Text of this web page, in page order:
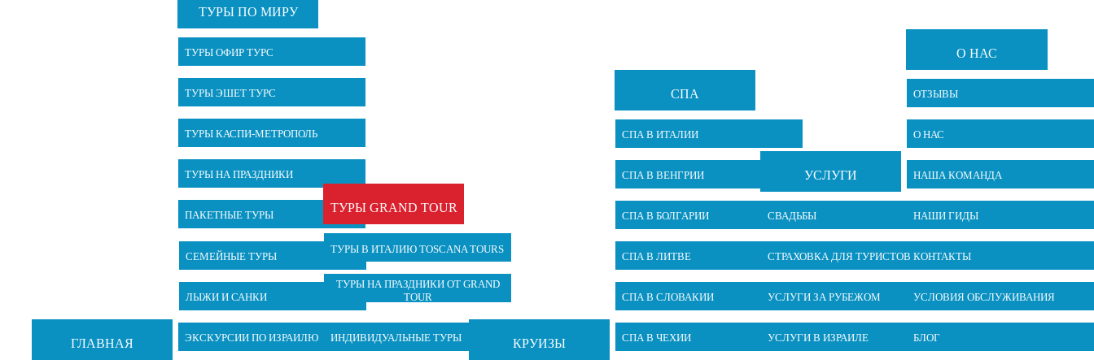
ГЛАВНАЯ
ТУРЫ ПО МИРУ
ТУРЫ ОФИР ТУРС
ТУРЫ ЭШЕТ ТУРС
ТУРЫ КАСПИ-МЕТРОПОЛЬ
ТУРЫ НА ПРАЗДНИКИ
ПАКЕТНЫЕ ТУРЫ
СЕМЕЙНЫЕ ТУРЫ
ЛЫЖИ И САНКИ
ЭКСКУРСИИ ПО ИЗРАИЛЮ
ТУРЫ GRAND TOUR
ТУРЫ В ИТАЛИЮ TOSCANA TOURS
ТУРЫ НА ПРАЗДНИКИ ОТ GRAND
TOUR
ИНДИВИДУАЛЬНЫЕ ТУРЫ КРУИЗЫ
СПА
СПА В ИТАЛИИ
СПА В ВЕНГРИИ
СПА В БОЛГАРИИ
СПА В ЛИТВЕ
СПА В СЛОВАКИИ
СПА В ЧЕХИИ
УСЛУГИ
СВАДЬБЫ
СТРАХОВКА ДЛЯ ТУРИСТОВ
УСЛУГИ ЗА РУБЕЖОМ
УСЛУГИ В ИЗРАИЛЕ
О НАС
ОТЗЫВЫ
О НАС
НАША КОМАНДА
НАШИ ГИДЫ
КОНТАКТЫ
УСЛОВИЯ ОБСЛУЖИВАНИЯ
БЛОГ